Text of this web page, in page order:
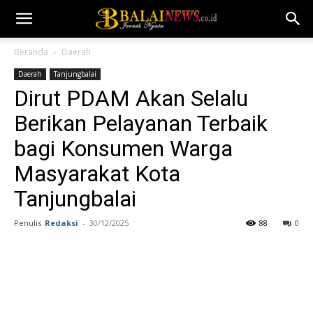
Beranda Daerah
Daerah Tanjungbalai
Dirut PDAM Akan Selalu
Berikan Pelayanan Terbaik
bagi Konsumen Warga
Masyarakat Kota
Tanjungbalai
Penulis Redaksi - 30/12/2025 0
88